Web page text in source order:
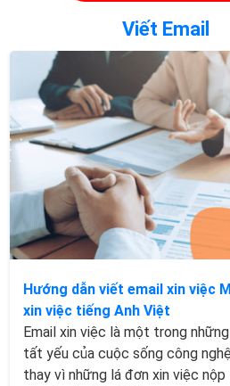
Viết Email
Hướng dẫn viết email xin việc
xin việc tiếng Anh Việt
Email xin việc là một trong
tất yếu của cuộc sống công
thay vì những lá đơn xin việc